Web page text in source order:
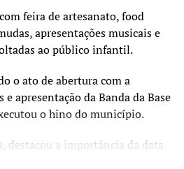
pelo PIC 2023, via Secretaria
de Canoas. A realização
cultural e produção
RS, Fundacine e
feira de artesanato, food
apresentações musicais e
ao público infantil.
o ato de abertura com a
apresentação da Banda da Base
o hino do município.
a importância da data.